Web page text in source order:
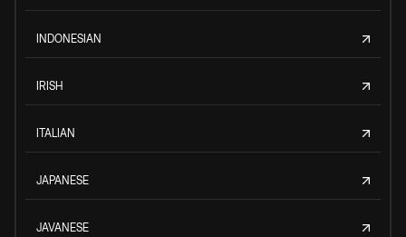
INDONESIAN
IRISH
ITALIAN
JAPANESE
JAVANESE